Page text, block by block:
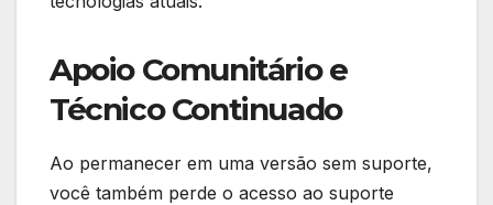
Apoio Comunitário e
Técnico Continuado
Ao permanecer em uma versão sem suporte,
você também perde o acesso ao suporte